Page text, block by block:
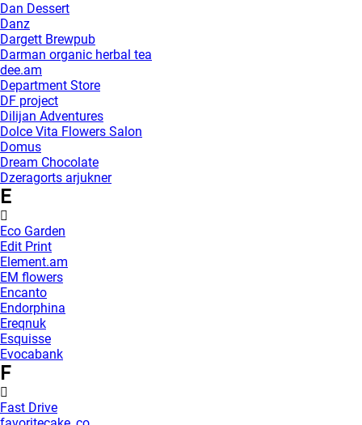
Dan Dessert
Danz
Dargett Brewpub
Darman organic herbal tea
dee.am
Department Store
DF project
Dilijan Adventures
Dolce Vita Flowers Salon
Domus
Dream Chocolate
Dzeragorts arjukner
E
Eco Garden
Edit Print
Element.am
EM flowers
Encanto
Endorphina
Ereqnuk
Esquisse
Evocabank
F
Fast Drive